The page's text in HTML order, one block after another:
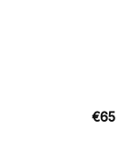
€65